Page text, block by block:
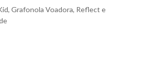
Grafonola Voadora, Reflect e